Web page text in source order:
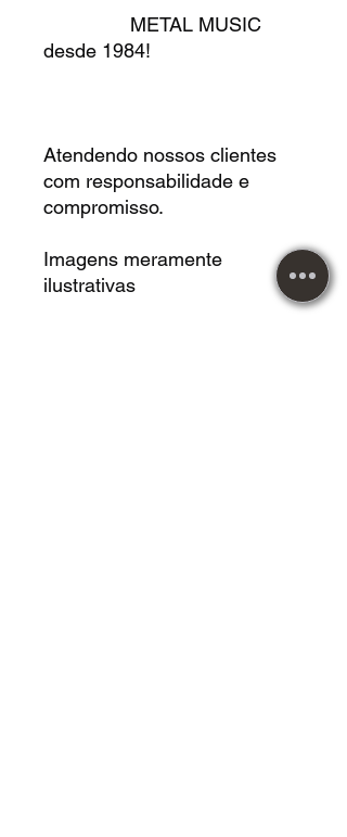
METAL MUSIC
desde 1984!
Atendendo nossos clientes
com responsabilidade e
compromisso.
Imagens meramente
ilustrativas